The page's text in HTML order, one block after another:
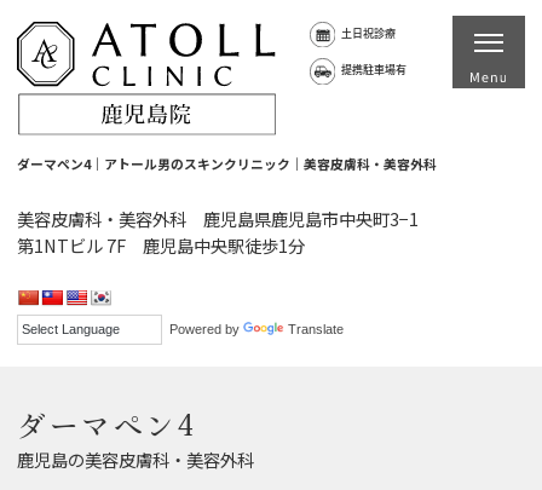
ダーマペン4｜アトール男のスキンクリニック｜美容皮膚科・美容外科
Powered by Translate
土日祝診療
提携駐車場有
美容皮膚科・美容外科 鹿児島県鹿児島市中央町3−1
第1NTビル 7F 鹿児島中央駅徒歩1分
ダーマペン4
鹿児島の美容皮膚科・美容外科